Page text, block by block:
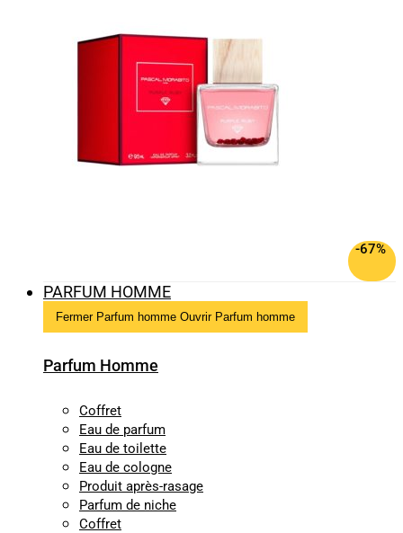
-67%
PARFUM HOMME
Fermer Parfum homme Ouvrir Parfum homme
Parfum Homme
Coffret
Eau de parfum
Eau de toilette
Eau de cologne
Produit après-rasage
Parfum de niche
Coffret